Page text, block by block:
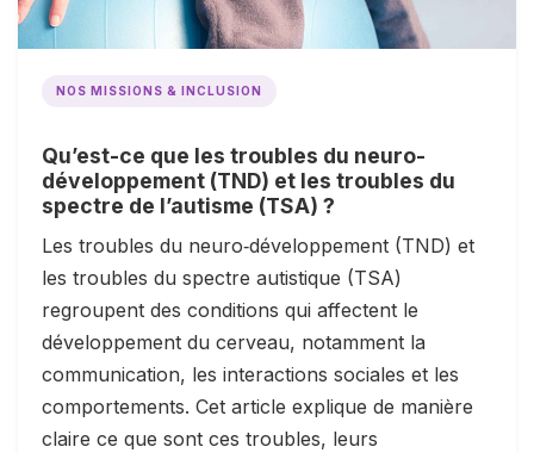
NOS MISSIONS & INCLUSION
Qu’est-ce que les troubles du neuro-
développement (TND) et les troubles du
spectre de l’autisme (TSA) ?
Les troubles du neuro‑développement (TND) et
les troubles du spectre autistique (TSA)
regroupent des conditions qui affectent le
développement du cerveau, notamment la
communication, les interactions sociales et les
comportements. Cet article explique de manière
claire ce que sont ces troubles, leurs